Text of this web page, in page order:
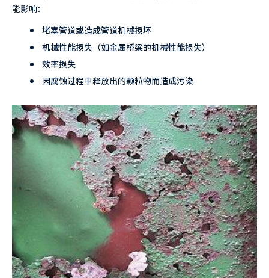
能影响：
堵塞管道或造成管道机械损坏
机械性能损失（如金属桥梁的机械性能损失）
效率损失
因腐蚀过程中释放出的颗粒物而造成污染